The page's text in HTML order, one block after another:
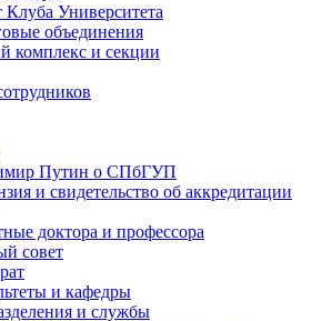
Клуба Университета
объединения
комплекс и секции
Путин о СПбГУП
и свидетельство об аккредитации
доктора и профессора
совет
и кафедры
и службы